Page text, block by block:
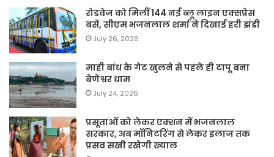
रोडवेज को मिलीं 144 नई ब्लू लाइन एक्सप्रेस
बसें, सीएम भजनलाल शर्मा ने दिखाई हरी झंडी
July 26, 2026
माही बांध के गेट खुलने से पहले ही टापू बना
बेणेश्वर धाम
July 24, 2026
प्रसूताओं को लेकर एक्शन में भजनलाल
सरकार, अब मॉनिटरिंग से लेकर इलाज तक
प्रसव सखी रखेगी ख्याल